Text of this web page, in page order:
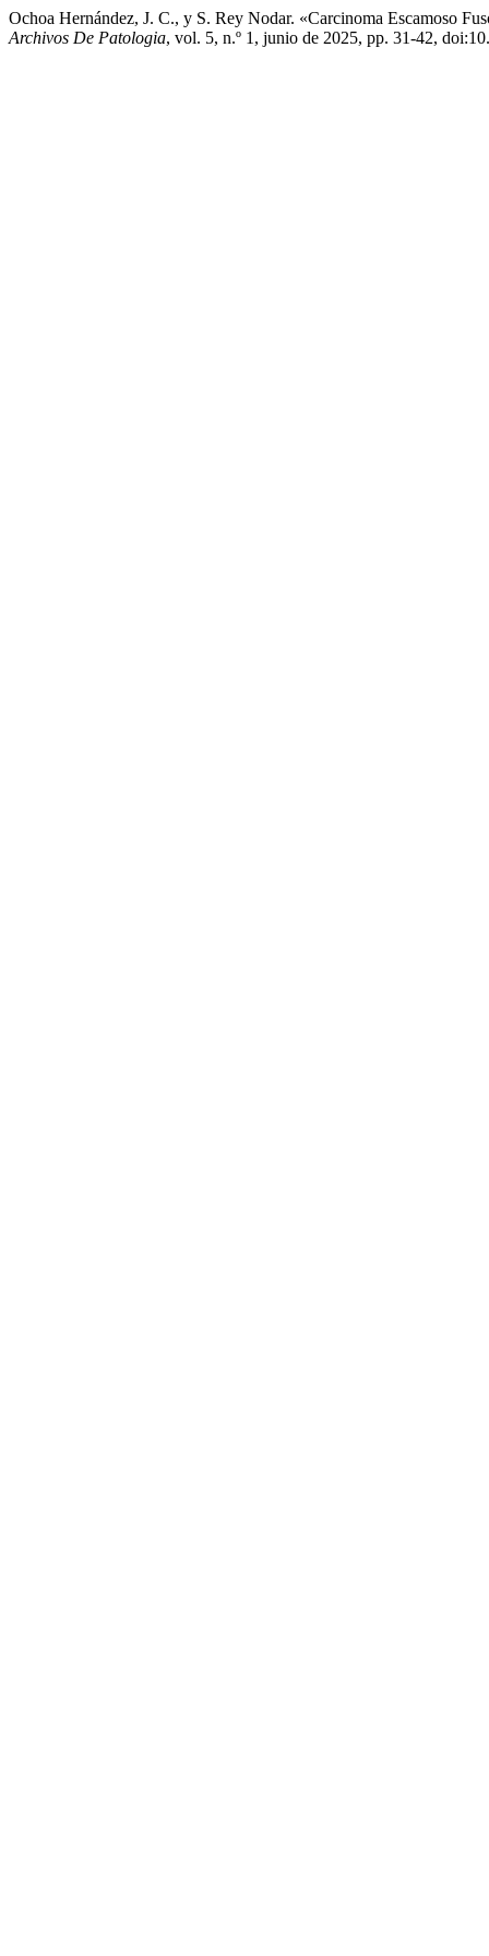
Ochoa Hernández, J. C., y S. Rey Nodar. «Carcinoma Escamoso
Archivos De Patologia, vol. 5, n.º 1, junio de 2025, pp. 31-42,